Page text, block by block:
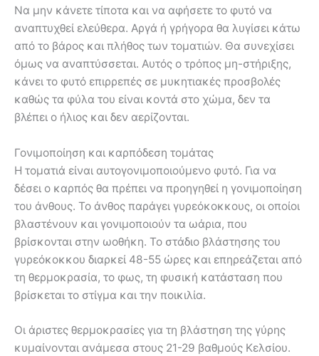
Να μην κάνετε τίποτα και να αφήσετε το φυτό να
αναπτυχθεί ελεύθερα. Αργά ή γρήγορα θα λυγίσει κάτω
από το βάρος και πλήθος των τοματιών. Θα συνεχίσει
όμως να αναπτύσσεται. Αυτός ο τρόπος μη-στήριξης,
κάνει το φυτό επιρρεπές σε μυκητιακές προσβολές
καθώς τα φύλα του είναι κοντά στο χώμα, δεν τα
βλέπει ο ήλιος και δεν αερίζονται.
Γονιμοποίηση και καρπόδεση τομάτας
Η τοματιά είναι αυτογονιμοποιούμενο φυτό. Για να
δέσει ο καρπός θα πρέπει να προηγηθεί η γονιμοποίηση
του άνθους. Το άνθος παράγει γυρεόκοκκους, οι οποίοι
βλαστένουν και γονιμοποιούν τα ωάρια, που
βρίσκονται στην ωοθήκη. Το στάδιο βλάστησης του
γυρεόκοκκου διαρκεί 48-55 ώρες και επηρεάζεται από
τη θερμοκρασία, το φως, τη φυσική κατάσταση που
βρίσκεται το στίγμα και την ποικιλία.
Οι άριστες θερμοκρασίες για τη βλάστηση της γύρης
κυμαίνονται ανάμεσα στους 21-29 βαθμούς Κελσίου.